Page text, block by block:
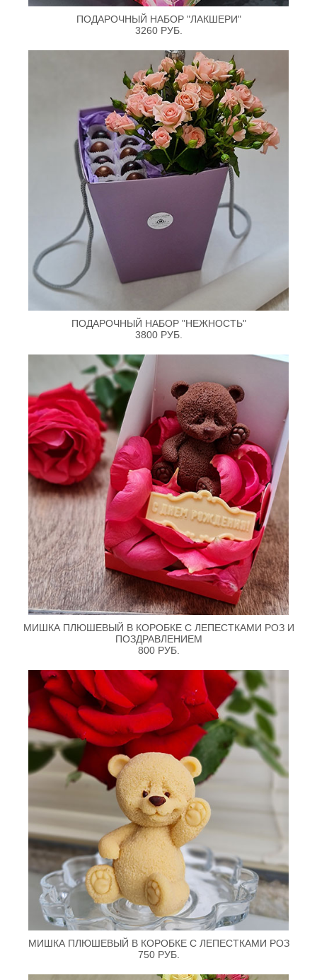
ПОДАРОЧНЫЙ НАБОР "ЛАКШЕРИ"
3260 РУБ.
ПОДАРОЧНЫЙ НАБОР "НЕЖНОСТЬ"
3800 РУБ.
МИШКА ПЛЮШЕВЫЙ В КОРОБКЕ С ЛЕПЕСТКАМИ РОЗ И
ПОЗДРАВЛЕНИЕМ
800 РУБ.
МИШКА ПЛЮШЕВЫЙ В КОРОБКЕ С ЛЕПЕСТКАМИ РОЗ
750 РУБ.